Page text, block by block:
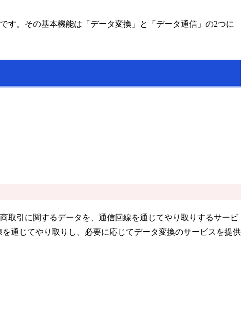
す。その基本機能は「データ変換」と「データ通信」の2つに
取引に関するデータを、通信回線を通じてやり取りするサービ
通じてやり取りし、必要に応じてデータ変換のサービスを提供